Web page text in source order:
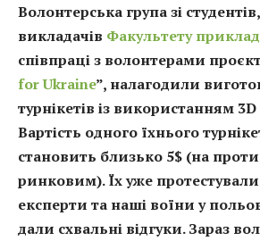
Волонтерська група зі
викладачів Факультету
співпраці з волонтерами
for Ukraine”, налагодили
турнікетів із використанням
Вартість одного їхнього
становить близько 5$ (на
ринковим). Їх уже протестували
експерти та наші воїни у
дали схвальні відгуки. Зараз